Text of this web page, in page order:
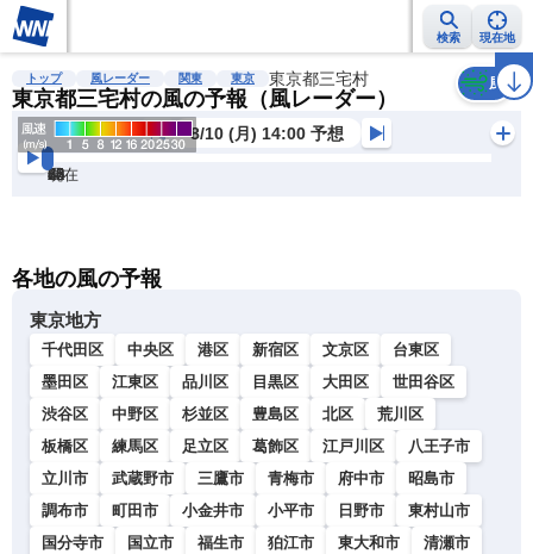
検索 現在地
雨雲レーダー 台風情報 地震情報 警報・注意報 2週間天気 ラ
トップ 風レーダー 関東 東京 東京都三宅村
東京都三宅村の風の予報（風レーダー）
風
8/10 (月) 14:00 予想
現在
6h
12
24
36
48
60
72
各地の風の予報
東京地方
千代田区 中央区 港区 新宿区 文京区
台東区
墨田区
江東区 品川区 目黒区 大田区
世田谷区
渋谷区
中野区 杉並区 豊島区 北区
荒川区
板橋区
練馬区 足立区 葛飾区 江戸川区
八王子市
立川市
武蔵野市 三鷹市 青梅市 府中市
昭島市
調布市
町田市 小金井市 小平市 日野市
東村山市
国分寺市
国立市 福生市 狛江市 東大和市
清瀬市